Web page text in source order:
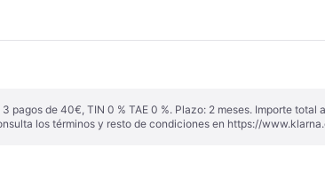
de 40€, TIN 0 % TAE 0 %. Plazo: 2 meses. Importe
los términos y resto de condiciones en https://